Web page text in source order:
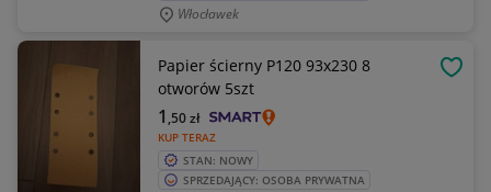
Włocławek
Papier ścierny P120 93x230 8
otworów 5szt
KUP TERAZ
1 ,50zł
STAN: NOWY
SPRZEDAJĄCY: OSOBA PRYWATNA